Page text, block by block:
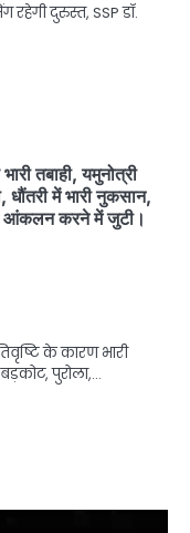
दुरुस्त, SSP डॉ.
तबाही, यमुनोत्री
धौंतरी में भारी नुकसान,
आंकलन करने में जुटी।
के कारण भारी
बड़कोट, पुरोला,…